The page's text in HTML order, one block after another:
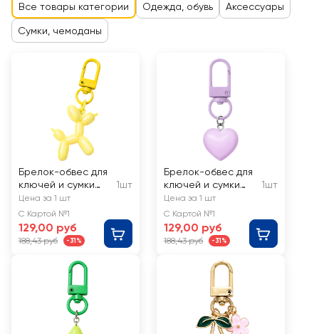
Все товары категории Одежда, обувь Аксессуары
Сумки, чемоданы
Брелок-обвес для
ключей и сумки
CITY HOME TRADE
Собачка
жемчужная, Арт.
TRIN14
1шт
Цена за 1 шт
С Картой №1
129,00 руб
188,43 руб -31%
Брелок-обвес для
ключей и сумки
CITY HOME TRADE
Сердечко, пастель,
Арт. TRIN16
1шт
Цена за 1 шт
С Картой №1
129,00 руб
188,43 руб -31%